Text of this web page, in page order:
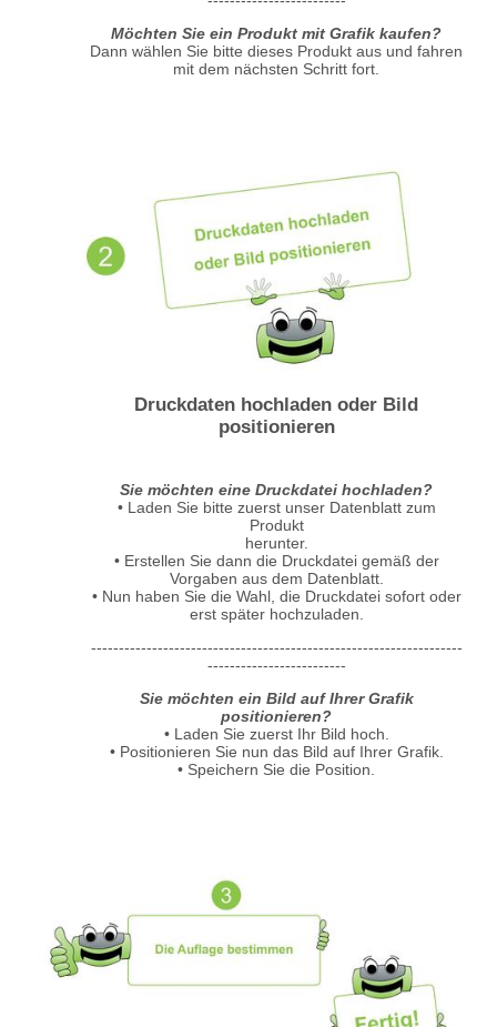
Möchten Sie ein Produkt mit Grafik kaufen?
Dann wählen Sie bitte dieses Produkt aus und fahren
mit dem nächsten Schritt fort.
Druckdaten hochladen oder Bild
positionieren
Sie möchten eine Druckdatei hochladen?
• Laden Sie bitte zuerst unser Datenblatt zum
Produkt
herunter.
• Erstellen Sie dann die Druckdatei gemäß der
Vorgaben aus dem Datenblatt.
• Nun haben Sie die Wahl, die Druckdatei sofort oder
erst später hochzuladen.
-------------------------------------------------------------------
-------------------------
Sie möchten ein Bild auf Ihrer Grafik
positionieren?
• Laden Sie zuerst Ihr Bild hoch.
• Positionieren Sie nun das Bild auf Ihrer Grafik.
• Speichern Sie die Position.